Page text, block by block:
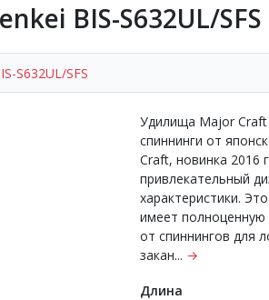
BIS-S632UL/SFS
S632UL/SFS
Удилища Major Craft
спиннинги от
Craft, новинка 2016
привлекательный
характеристики.
имеет полноценную
от спиннингов для
закан... →
Длина